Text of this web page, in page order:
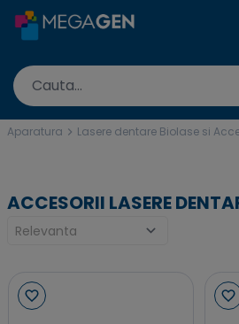
Aparatura Lasere dentare Biolase si
ACCESORII LASERE